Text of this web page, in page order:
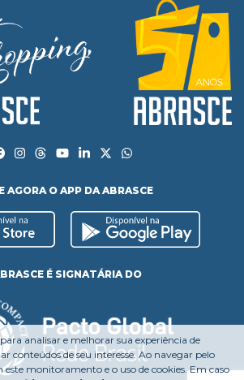
AGORA O APP DA ABRASCE
É SIGNATÁRIA DO
analisar e melhorar sua experiência de
conteúdos de seu interesse. Ao navegar pelo
este monitoramento e o uso de cookies. Em caso